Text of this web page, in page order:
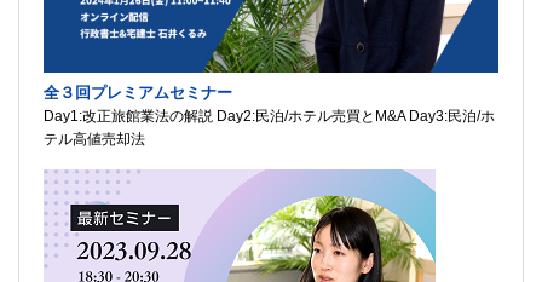
全３回プレミアムセミナー
Day1:改正旅館業法の解説 Day2:民泊/ホテル売買とM&A Day3:民泊/ホ
テル高値売却法